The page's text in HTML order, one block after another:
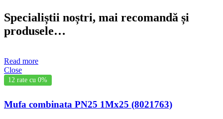
Specialiștii noștri, mai recomandă și
produsele…
Read more
Close
12 rate cu 0%
Mufa combinata PN25 1Mx25 (8021763)